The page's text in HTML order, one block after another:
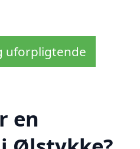
uforpligtende
en